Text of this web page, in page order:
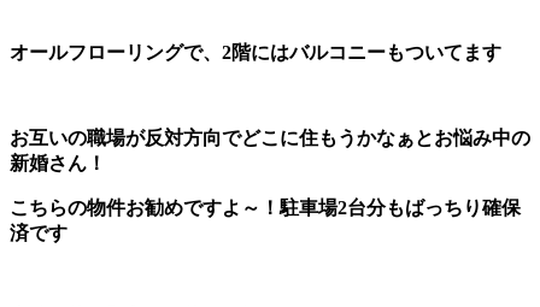
オールフローリングで、2階にはバルコニーもついてます
お互いの職場が反対方向でどこに住もうかなぁとお悩み中の
新婚さん！
こちらの物件お勧めですよ～！駐車場2台分もばっちり確保
済です